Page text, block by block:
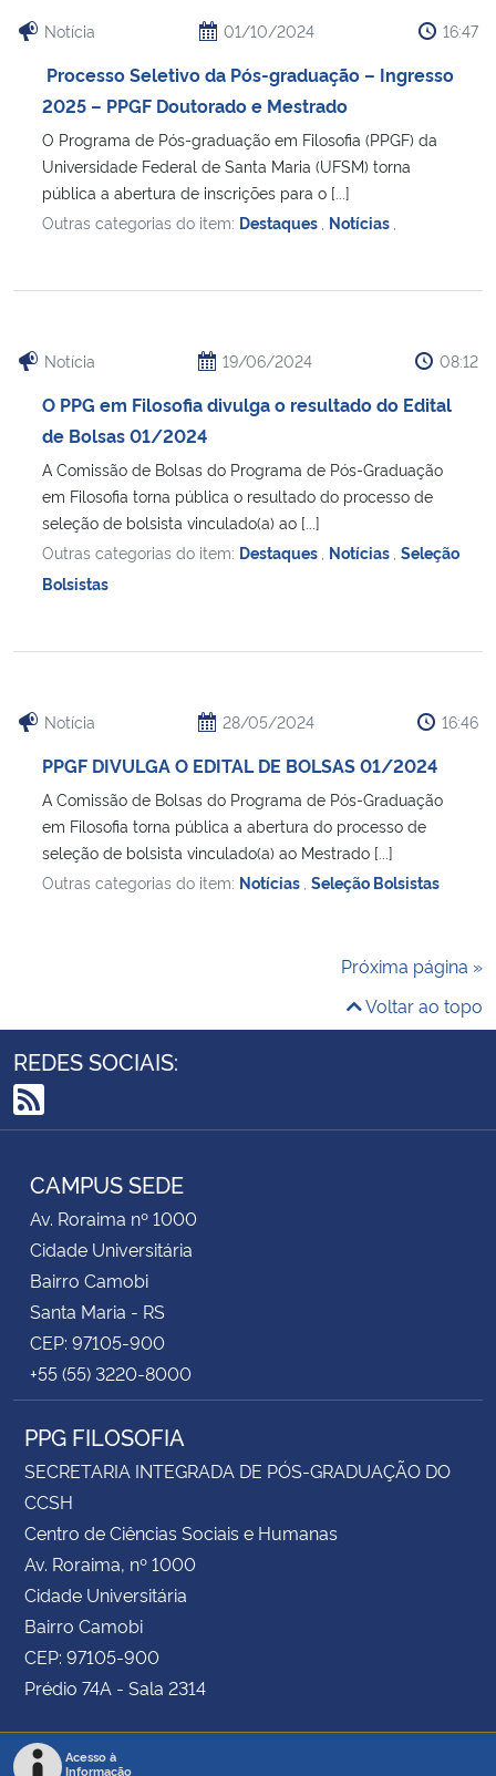
Notícia 01/10/2024 16:47
Processo Seletivo da Pós-graduação – Ingresso
2025 – PPGF Doutorado e Mestrado
O Programa de Pós-graduação em Filosofia (PPGF) da
Universidade Federal de Santa Maria (UFSM) torna
pública a abertura de inscrições para o [...]
Outras categorias do item: Destaques Notícias
Notícia 19/06/2024 08:12
O PPG em Filosofia divulga o resultado do Edital
de Bolsas 01/2024
A Comissão de Bolsas do Programa de Pós-Graduação
em Filosofia torna pública o resultado do processo de
seleção de bolsista vinculado(a) ao [...]
Outras categorias do item: Destaques Notícias Seleção
Bolsistas
Notícia 28/05/2024 16:46
PPGF DIVULGA O EDITAL DE BOLSAS 01/2024
A Comissão de Bolsas do Programa de Pós-Graduação
em Filosofia torna pública a abertura do processo de
seleção de bolsista vinculado(a) ao Mestrado [...]
Outras categorias do item: Notícias Seleção Bolsistas
Próxima página »
Voltar ao topo
REDES SOCIAIS:
RSS
CAMPUS SEDE
Av. Roraima nº 1000
Cidade Universitária
Bairro Camobi
Santa Maria - RS
CEP: 97105-900
+55 (55) 3220-8000
PPG FILOSOFIA
SECRETARIA INTEGRADA DE PÓS-GRADUAÇÃO DO
CCSH
Centro de Ciências Sociais e Humanas
Av. Roraima, nº 1000
Cidade Universitária
Bairro Camobi
CEP: 97105-900
Prédio 74A - Sala 2314
Acesso à
Informação